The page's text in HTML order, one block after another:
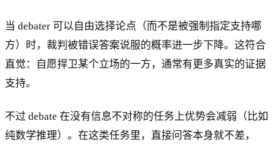
当 debater 可以自由选择论点（而不是被强制指定支持哪
方）时，裁判被错误答案说服的概率进一步下降。这符合
直觉：自愿捍卫某个立场的一方，通常有更多真实的证据
支持。
不过 debate 在没有信息不对称的任务上优势会减弱（比如
纯数学推理）。在这类任务里，直接问答本身就不差，